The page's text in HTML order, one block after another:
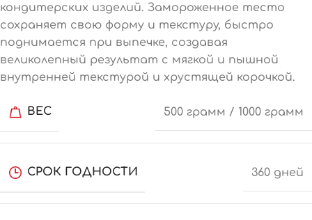
кондитерских изделий. Замороженное тесто
сохраняет свою форму и текстуру, быстро
поднимается при выпечке, создавая
великолепный результат с мягкой и пышной
внутренней текстурой и хрустящей корочкой.
ВЕС 500 грамм / 1000 грамм
СРОК ГОДНОСТИ 360 дней